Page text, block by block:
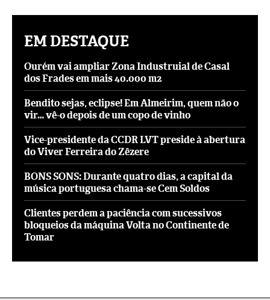
EM DESTAQUE
Ourém vai ampliar Zona Industruial de Casal
dos Frades em mais 40.000 m2
Bendito sejas, eclipse! Em Almeirim, quem não o
vir… vê-o depois de um copo de vinho
Vice-presidente da CCDR LVT preside à abertura
do Viver Ferreira do Zêzere
BONS SONS: Durante quatro dias, a capital da
música portuguesa chama-se Cem Soldos
Clientes perdem a paciência com sucessivos
bloqueios da máquina Volta no Continente de
Tomar